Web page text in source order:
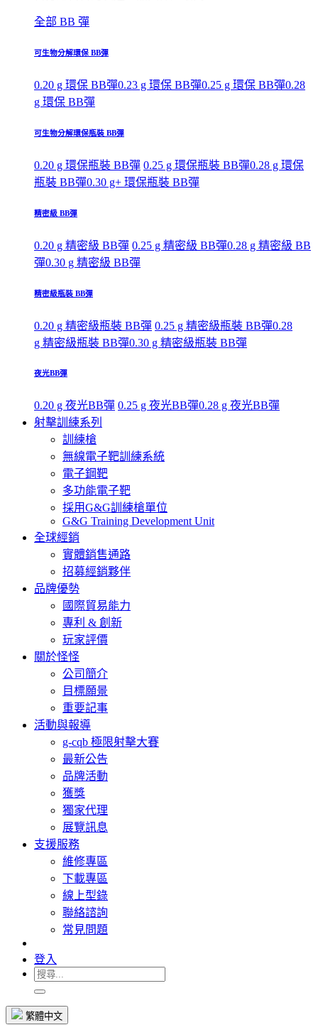
全部 BB 彈
可生物分解環保 BB彈
0.20 g 環保 BB彈0.23 g 環保 BB彈0.25 g 環保 BB彈0.28
g 環保 BB彈
可生物分解環保瓶裝 BB彈
0.20 g 環保瓶裝 BB彈 0.25 g 環保瓶裝 BB彈0.28 g 環保
瓶裝 BB彈0.30 g+ 環保瓶裝 BB彈
精密級 BB彈
0.20 g 精密級 BB彈 0.25 g 精密級 BB彈0.28 g 精密級 BB
彈0.30 g 精密級 BB彈
精密級瓶裝 BB彈
0.20 g 精密級瓶裝 BB彈 0.25 g 精密級瓶裝 BB彈0.28
g 精密級瓶裝 BB彈0.30 g 精密級瓶裝 BB彈
夜光BB彈
0.20 g 夜光BB彈 0.25 g 夜光BB彈0.28 g 夜光BB彈
射擊訓練系列
訓練槍
無線電子靶訓練系統
電子鋼靶
多功能電子靶
採用G&G訓練槍單位
G&G Training Development Unit
全球經銷
實體銷售通路
招募經銷夥伴
品牌優勢
國際貿易能力
專利 & 創新
玩家評價
關於怪怪
公司簡介
目標願景
重要記事
活動與報導
g-cqb 極限射擊大賽
最新公告
品牌活動
獲獎
獨家代理
展覽訊息
支援服務
維修專區
下載專區
線上型錄
聯絡諮詢
常見問題
登入
繁體中文